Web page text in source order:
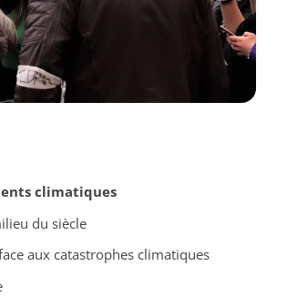
climatiques
du siècle
aux catastrophes climatiques